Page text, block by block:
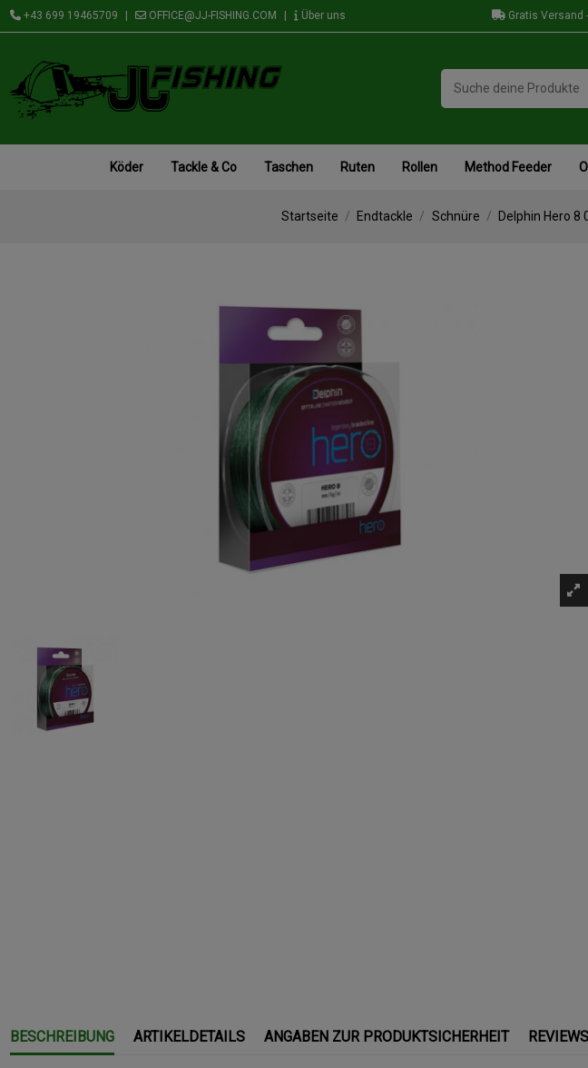
+43 699 19465709 OFFICE@JJ-FISHING.COM Über uns Gratis Versand
Köder Tackle & Co Taschen Ruten Rollen Method Feeder
Startseite Endtackle Schnüre Delphin Hero
BESCHREIBUNG ARTIKELDETAILS ANGABEN ZUR PRODUKTSICHERHEIT REVIEWS